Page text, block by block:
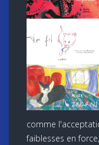
comme
faiblesses en